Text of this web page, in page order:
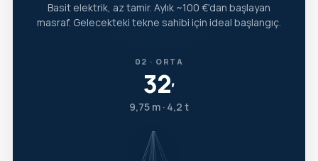
Basit elektrik, az tamir. Aylık ~100 €'dan başlayan
masraf. Gelecekteki tekne sahibi için ideal başlangıç.
02 · ORTA
32′
9,75 m · 4,2 t